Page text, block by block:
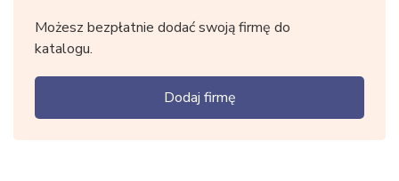
Możesz bezpłatnie dodać swoją firmę do
katalogu.
Dodaj firmę